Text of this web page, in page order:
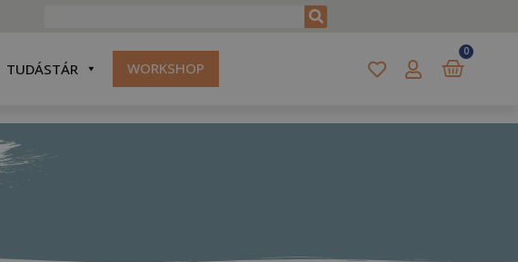
TUDÁSTÁR WORKSHOP
0